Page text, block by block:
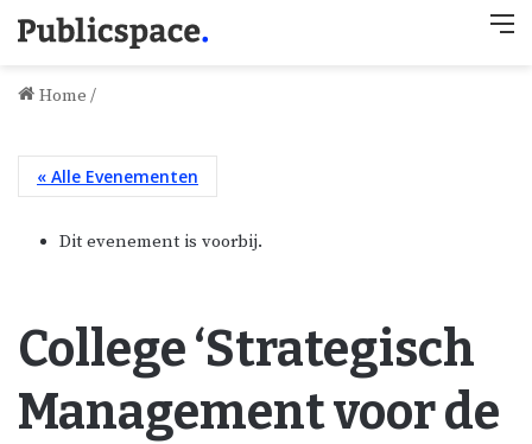
Home /
« Alle Evenementen
Dit evenement is voorbij.
College ‘Strategisch
Management voor de